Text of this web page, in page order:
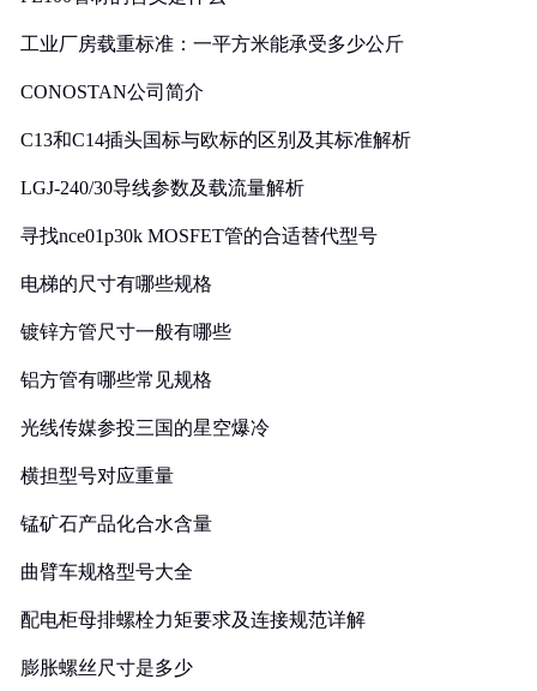
工业厂房载重标准：一平方米能承受多少公斤
CONOSTAN公司简介
C13和C14插头国标与欧标的区别及其标准解析
LGJ-240/30导线参数及载流量解析
寻找nce01p30k MOSFET管的合适替代型号
电梯的尺寸有哪些规格
镀锌方管尺寸一般有哪些
铝方管有哪些常见规格
光线传媒参投三国的星空爆冷
横担型号对应重量
锰矿石产品化合水含量
曲臂车规格型号大全
配电柜母排螺栓力矩要求及连接规范详解
膨胀螺丝尺寸是多少